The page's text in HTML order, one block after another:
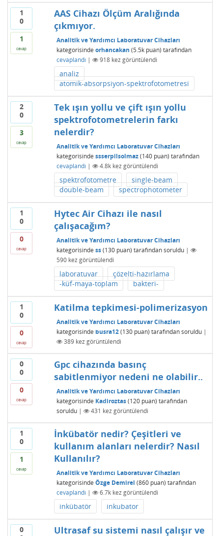
1
0
1
cevap
AAS Cihazı Ölçüm Aralığında
çıkmıyor.
Analitik ve Yardımcı Laboratuvar Cihazları
kategorisinde orhancakan (5.5kpuan) tarafından
cevaplandı | 918kez görüntülendi
analiz
atomik-absorpsiyon-spektrofotometresi
2
0
3
cevap
Tek ışın yollu ve çift ışın yollu
spektrofotometrelerin farkı
nelerdir?
Analitik ve Yardımcı Laboratuvar Cihazları
kategorisinde ssserpilsolmaz (140puan) tarafından
cevaplandı | 4.8kkez görüntülendi
spektrofotometre
single-beam
double-beam
spectrophotometer
1
0
0
cevap
Hytec Air Cihazı ile nasıl
çalışacağım?
Analitik ve Yardımcı Laboratuvar Cihazları
kategorisinde ss (130puan) tarafından soruldu |
590kez görüntülendi
laboratuvar
çözelti-hazırlama
-küf-maya-toplam
bakteri-
1
0
0
cevap
Katilma tepkimesi-polimerizasyon
Analitik ve Yardımcı Laboratuvar Cihazları
kategorisinde busra12 (130puan) tarafından soruldu |
389kez görüntülendi
0
0
0
cevap
Gpc cihazında basınç
sabitlenmiyor nedeni ne olabilir..
Analitik ve Yardımcı Laboratuvar Cihazları
kategorisinde Kadiroztas (120puan) tarafından
soruldu | 431 kez görüntülendi
1
0
1
cevap
İnkübatör nedir? Çeşitleri ve
kullanım alanları nelerdir? Nasıl
Kullanılır?
Analitik ve Yardımcı Laboratuvar Cihazları
kategorisinde Özge Demirel (860puan) tarafından
cevaplandı | 6.7kkez görüntülendi
inkübatör inkubator
0
Ultrasaf su sistemi nasıl çalışır ve